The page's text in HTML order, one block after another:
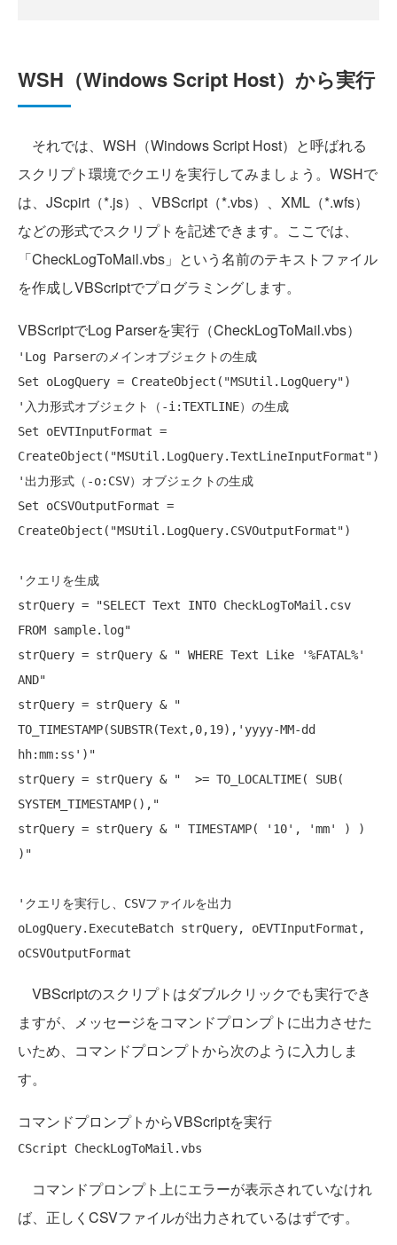
WSH（Windows Script Host）から実行
それでは、WSH（Windows Script Host）と呼ばれる
スクリプト環境でクエリを実行してみましょう。WSHで
は、JScpirt（*.js）、VBScript（*.vbs）、XML（*.wfs）
などの形式でスクリプトを記述できます。ここでは、
「CheckLogToMail.vbs」という名前のテキストファイル
を作成しVBScriptでプログラミングします。
VBScriptでLog Parserを実行（CheckLogToMail.vbs）
'Log Parserのメインオブジェクトの生成
Set oLogQuery = CreateObject( "MSUtil.LogQuery"
'入力形式オブジェクト（-i:TEXTLINE）の生成
Set oEVTInputFormat =
CreateObject( "MSUtil.LogQuery.TextLineInputFormat"
'出力形式（-o:CSV）オブジェクトの生成
Set oCSVOutputFormat =
CreateObject( "MSUtil.LogQuery.CSVOutputFormat")
'クエリを生成
strQuery =
"SELECT Text INTO CheckLogToMail.csv
FROM sample.log"
strQuery = strQuery & " WHERE Text Like '%FATAL%'
AND"
strQuery = strQuery & "
TO_TIMESTAMP(SUBSTR(Text,0,19),'yyyy-MM-dd
hh:mm:ss')"
strQuery = strQuery & "  >= TO_LOCALTIME( SUB(
SYSTEM_TIMESTAMP(),"
strQuery = strQuery & " TIMESTAMP( '10', 'mm' ) )
)"
'クエリを実行し、CSVファイルを出力
oLogQuery.ExecuteBatch strQuery, oEVTInputFormat,
VBScriptのスクリプトはダブルクリックでも実行でき
ますが、メッセージをコマンドプロンプトに出力させた
いため、コマンドプロンプトから次のように入力しま
す。
コマンドプロンプトからVBScriptを実行
コマンドプロンプト上にエラーが表示されていなけれ
ば、正しくCSVファイルが出力されているはずです。